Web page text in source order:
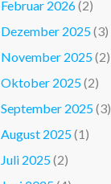
Februar 2026(2)
Dezember 2025(3)
November 2025(2)
Oktober 2025(2)
September 2025(3)
August 2025(1)
Juli 2025(2)